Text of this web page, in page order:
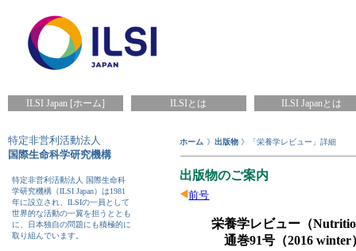
ILSI Japan [ホーム] ILSIとは ILSI Japanとは
特定非営利活動法人
国際生命科学研究機構
特定非営利活動法人 国際生命科
学研究機構（ILSI Japan）は1981
年に設立され、ILSIの一員として
世界的な活動の一翼を担うととも
に、日本独自の問題にも積極的に
取り組んでいます。
ホーム 》出版物 》「栄養学レビュー」詳細
出版物のご案内
前号
栄養学レビュー（
通巻91号（2016